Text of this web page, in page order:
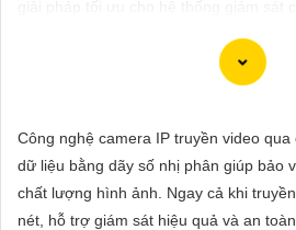
VẤN
DỊCH
VỤ
chiết khấu cao và hình ảnh chất lượng
"Tìm kiếm sự an toàn và chất lượng
Công nghệ camera IP truyền video
dữ liệu bằng dãy số nhị phân giúp bảo
chất lượng hình ảnh. Ngay cả khi
nét, hỗ trợ giám sát hiệu quả và an